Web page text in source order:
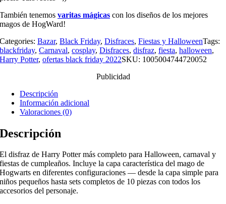
También tenemosvaritas mágicas con los diseños de los mejores
magos de HogWard!
Categories:Bazar,Black Friday,Disfraces,Fiestas y HalloweenTags:
blackfriday,Carnaval,cosplay,Disfraces,disfraz,fiesta,halloween,
Harry Potter,ofertas black friday 2022SKU: 1005004744720052
Publicidad
Descripción
Información adicional
Valoraciones (0)
Descripción
El disfraz de Harry Potter más completo para Halloween, carnaval y
fiestas de cumpleaños. Incluye la capa característica del mago de
Hogwarts en diferentes configuraciones — desde la capa simple para
niños pequeños hasta sets completos de 10 piezas con todos los
accesorios del personaje.